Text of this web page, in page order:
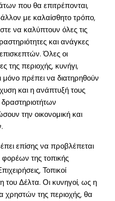
που θα επιτρέπονται,
με καλαίσθητο τρόπο,
να καλύπτουν όλες τις
και ανάγκες
Όλες οι
της περιοχής, κυνήγι,
μόνο πρέπει να διατηρηθούν
και η ανάπτυξή τους
την οικονομική και
επίσης να προβλέπεται
της τοπικής
Τοπικοί
του Δέλτα. Οι κυνηγοί, ως η
χρηστών της περιοχής, θα